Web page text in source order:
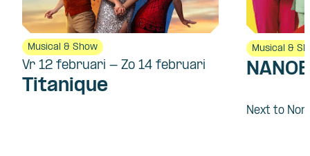
Musical & Show
Vr 12 februari - Zo 14 februari
Titanique
Musical &
Next to